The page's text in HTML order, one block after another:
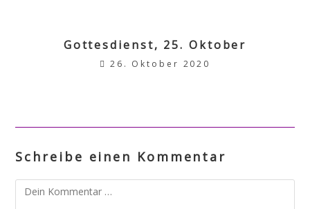
Gottesdienst, 25. Oktober
26. Oktober 2020
Schreibe einen Kommentar